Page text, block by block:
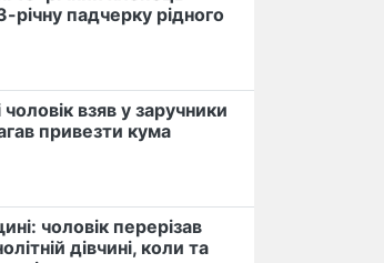
річну падчерку рідного
взяв у заручники
привезти кума
чоловік перерізав
дівчині, коли та